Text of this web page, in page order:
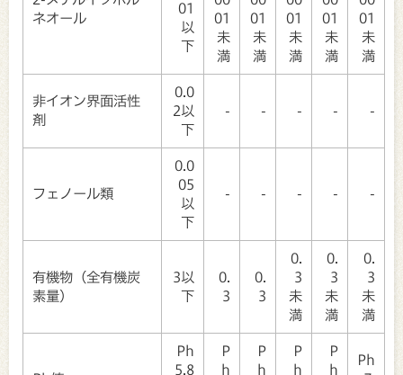
ネオール
01
以
下
01
未
満
01
未
満
01
未
満
01
未
満
01
未
満
非イオン界面活性
剤
0.0
2以
下
- - - - -
フェノール類
0.0
05
以
下
- - - - -
有機物（全有機炭
素量）
3以
下
0.
3
0.
3
0.
3
未
満
0.
3
未
満
0.
3
未
満
Ph
5.8
P
h
P
h
P
h
P
h
Ph